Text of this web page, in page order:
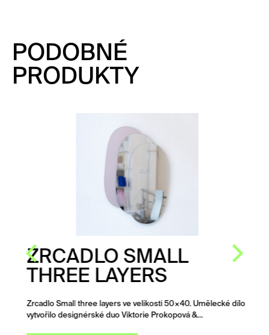
PODOBNÉ
PRODUKTY
ZRCADLO SMALL
THREE LAYERS
Zrcadlo Small three layers ve velikosti 50×40. Umělecké dílo
vytvořilo designérské duo Viktorie Prokopová &…